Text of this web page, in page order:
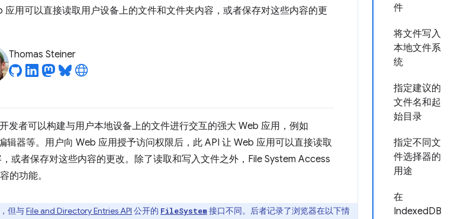
件
将文件写入
本地文件系
统
指定建议的
文件名和起
始目录
指定不同文
件选择器的
用途
在
IndexedDB
应用可以直接读取用户设备上的文件和文件夹内容，或者保存对这些内容的更
Thomas Steiner
开发者可以构建与用户本地设备上的文件进行交互的强大 Web 应用，例如
辑器等。用户向 Web 应用授予访问权限后，此 API 让 Web 应用可以直接读取
或者保存对这些内容的更改。除了读取和写入文件之外，File System Access
的功能。
但与File and Directory Entries API 公开的 FileSystem接口不同。后者记录了浏览器在以下情